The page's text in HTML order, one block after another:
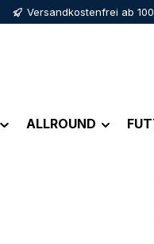
Versandkostenfrei ab
ALLROUND